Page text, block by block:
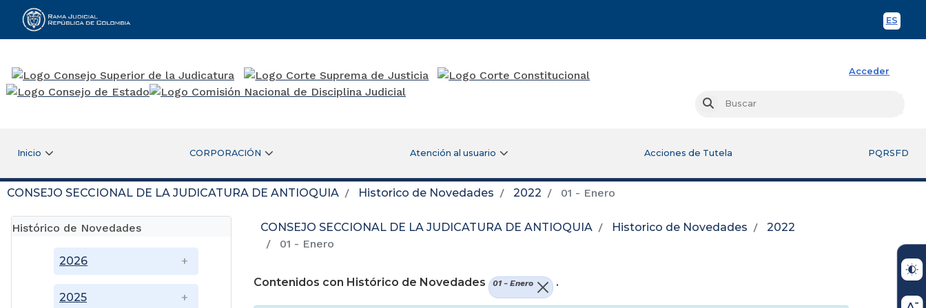
ES
Rama Judicial
Acceder
Buscar
Inicio CORPORACIÓN Atención al usuario Acciones de Tutela PQRSFD
CONSEJO SECCIONAL DE LA JUDICATURA DE ANTIOQUIA Historico de Novedades 2022 01 - Enero
Histórico de Novedades
2025
2026
CONSEJO SECCIONAL DE LA JUDICATURA DE ANTIOQUIA Historico de Novedades
2022
01 - Enero
Contenidos con Histórico de Novedades 01 - Enero .